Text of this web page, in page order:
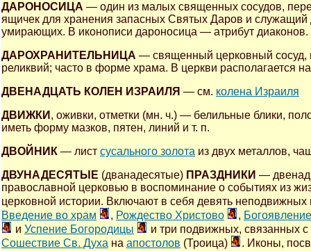
ДАРОНОСИЦА — один из малых священных сосудов,
ящичек для хранения запасных Святых Даров и
умирающих. В иконописи дароносица — атрибут диаконов.
ДАРОХРАНИТЕЛЬНИЦА — священный церковный сосуд,
реликвий; часто в форме храма. В церкви располагается
ДВЕНАДЦАТЬ КОЛЕН ИЗРАИЛЯ — см. колена Израиля
ДВИЖКИ , оживки, отметки (мн. ч.) — белильные блики,
иметь форму мазков, пятен, линий и т. п.
ДВОЙНИК — лист сусального золота из двух металлов,
ДВУНАДЕСЯТЫЕ (дванадесятые) ПРАЗДНИКИ —
православной церковью в воспоминание о событиях из
церковной истории. Включают в себя девять неподвижных
Введение во храм
, Рождество Христово , Богоявление
и Успение Богородицы
и три подвижных, связанных с
Сошествие Св. Духа на апостолов (Троица)
. Иконы,